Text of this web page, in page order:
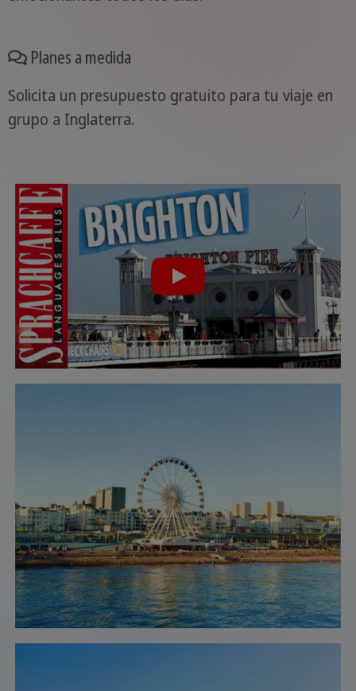
Planes a medida
Solicita un presupuesto gratuito para tu viaje en
grupo a Inglaterra.